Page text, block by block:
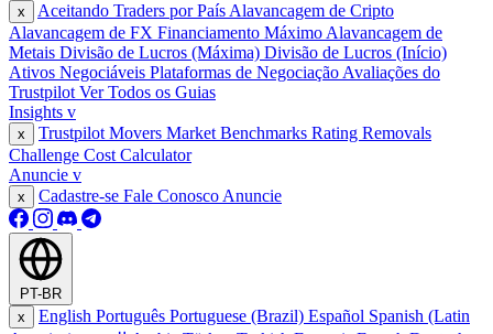
x Aceitando Traders por País Alavancagem de Cripto
Alavancagem de FX Financiamento Máximo Alavancagem de
Metais Divisão de Lucros (Máxima) Divisão de Lucros (Início)
Ativos Negociáveis Plataformas de Negociação Avaliações do
Trustpilot Ver Todos os Guias
Insights v
x Trustpilot Movers Market Benchmarks Rating Removals
Challenge Cost Calculator
Anuncie v
x Cadastre-se Fale Conosco Anuncie
PT-BR
x
English Português Portuguese (Brazil) Español Spanish (Latin